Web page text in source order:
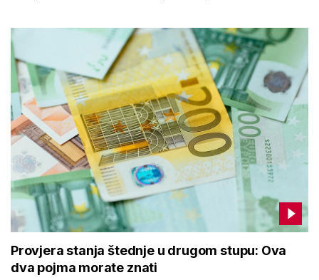
Provjera stanja štednje u drugom stupu: Ova
dva pojma morate znati